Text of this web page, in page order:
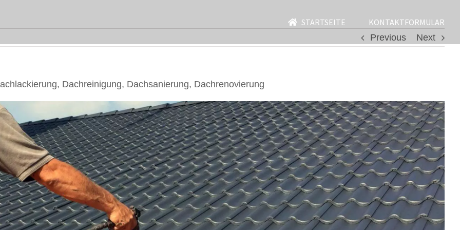
STARTSEITE
KONTAKTFORMULAR
Previous
Next
Dachreinigung, Dachsanierung, Dachrenovierung